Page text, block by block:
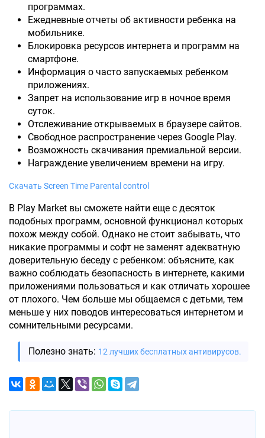
программах.
Ежедневные отчеты об активности ребенка на
мобильнике.
Блокировка ресурсов интернета и программ на
смартфоне.
Информация о часто запускаемых ребенком
приложениях.
Запрет на использование игр в ночное время
суток.
Отслеживание открываемых в браузере сайтов.
Свободное распространение через Google Play.
Возможность скачивания премиальной версии.
Награждение увеличением времени на игру.
Скачать Screen Time Parental control
В Play Market вы сможете найти еще с десяток
подобных программ, основной функционал которых
похож между собой. Однако не стоит забывать, что
никакие программы и софт не заменят адекватную
доверительную беседу с ребенком: объясните, как
важно соблюдать безопасность в интернете, какими
приложениями пользоваться и как отличать хорошее
от плохого. Чем больше мы общаемся с детьми, тем
меньше у них поводов интересоваться интернетом и
сомнительными ресурсами.
Полезно знать: 12 лучших бесплатных антивирусов.